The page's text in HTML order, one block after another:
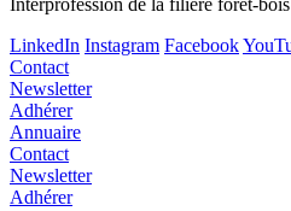
Interprofession de la filière forêt-
LinkedIn Instagram Facebook
Contact
Newsletter
Adhérer
Annuaire
Contact
Newsletter
Adhérer